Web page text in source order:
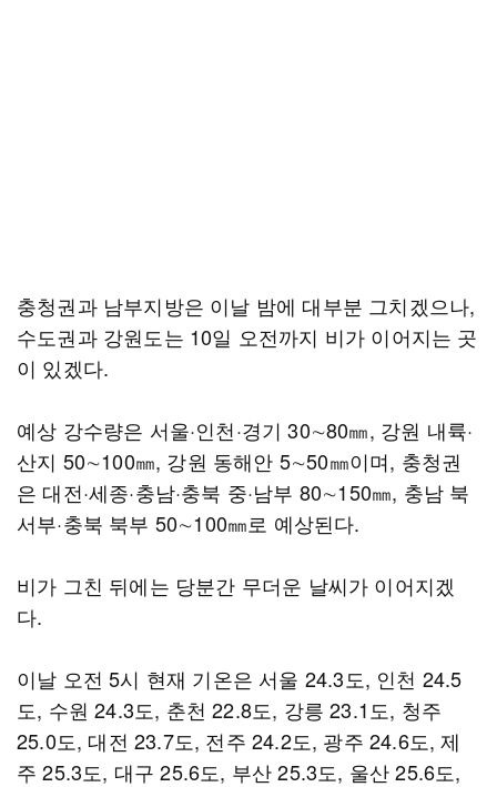
충청권과 남부지방은 이날 밤에 대부분 그치겠으나,
수도권과 강원도는 10일 오전까지 비가 이어지는 곳
이 있겠다.
예상 강수량은 서울·인천·경기 30∼80㎜, 강원 내륙·
산지 50∼100㎜, 강원 동해안 5∼50㎜이며, 충청권
은 대전·세종·충남·충북 중·남부 80∼150㎜, 충남 북
서부·충북 북부 50∼100㎜로 예상된다.
비가 그친 뒤에는 당분간 무더운 날씨가 이어지겠
다.
이날 오전 5시 현재 기온은 서울 24.3도, 인천 24.5
도, 수원 24.3도, 춘천 22.8도, 강릉 23.1도, 청주
25.0도, 대전 23.7도, 전주 24.2도, 광주 24.6도, 제
주 25.3도, 대구 25.6도, 부산 25.3도, 울산 25.6도,